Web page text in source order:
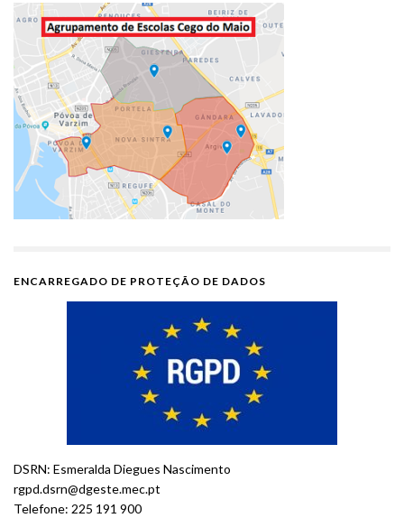
ENCARREGADO DE PROTEÇÃO DE DADOS
DSRN: Esmeralda Diegues Nascimento
rgpd.dsrn@dgeste.mec.pt
Telefone: 225 191 900